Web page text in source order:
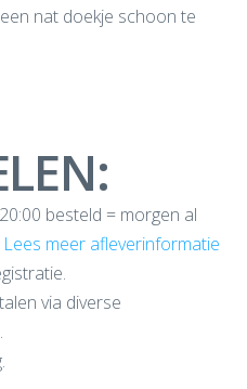
nat doekje schoon te
besteld = morgen al
Lees meer afleverinformatie
via diverse